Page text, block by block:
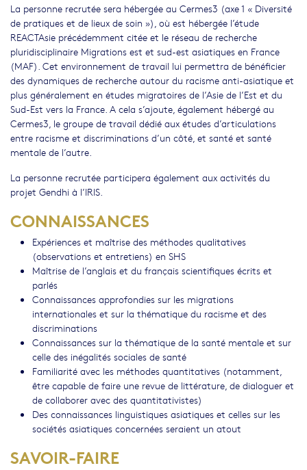
La personne recrutée sera hébergée au Cermes3 (axe 1 « Diversité
de pratiques et de lieux de soin »), où est hébergée l’étude
REACTAsie précédemment citée et le réseau de recherche
pluridisciplinaire Migrations est et sud-est asiatiques en France
(MAF). Cet environnement de travail lui permettra de bénéficier
des dynamiques de recherche autour du racisme anti-asiatique et
plus généralement en études migratoires de l’Asie de l’Est et du
Sud-Est vers la France. A cela s’ajoute, également hébergé au
Cermes3, le groupe de travail dédié aux études d’articulations
entre racisme et discriminations d’un côté, et santé et santé
mentale de l’autre.
La personne recrutée participera également aux activités du
projet Gendhi à l’IRIS.
CONNAISSANCES
Expériences et maîtrise des méthodes qualitatives
(observations et entretiens) en SHS
Maîtrise de l’anglais et du français scientifiques écrits et
parlés
Connaissances approfondies sur les migrations
internationales et sur la thématique du racisme et des
discriminations
Connaissances sur la thématique de la santé mentale et sur
celle des inégalités sociales de santé
Familiarité avec les méthodes quantitatives (notamment,
être capable de faire une revue de littérature, de dialoguer et
de collaborer avec des quantitativistes)
Des connaissances linguistiques asiatiques et celles sur les
sociétés asiatiques concernées seraient un atout
SAVOIR-FAIRE